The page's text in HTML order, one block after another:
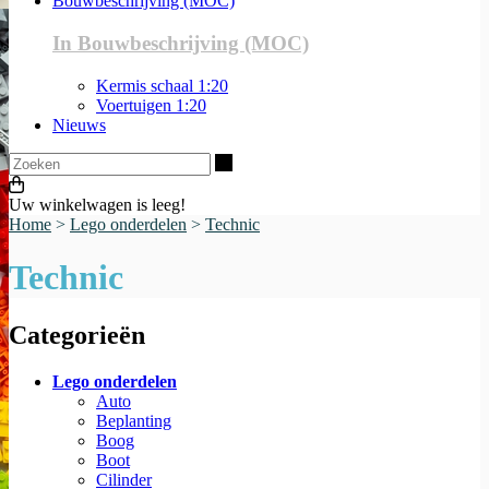
In Bouwbeschrijving (MOC)
Kermis schaal 1:20
Voertuigen 1:20
Nieuws
Uw winkelwagen is leeg!
Home > Lego onderdelen > Technic
Technic
Categorieën
Lego onderdelen
Auto
Beplanting
Boog
Boot
Cilinder